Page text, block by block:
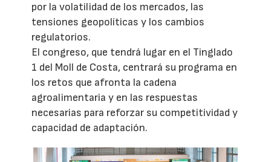
por la volatilidad de los mercados, las
tensiones geopolíticas y los cambios
regulatorios.
El congreso, que tendrá lugar en el Tinglado
1 del Moll de Costa, centrará su programa en
los retos que afronta la cadena
agroalimentaria y en las respuestas
necesarias para reforzar su competitividad y
capacidad de adaptación.